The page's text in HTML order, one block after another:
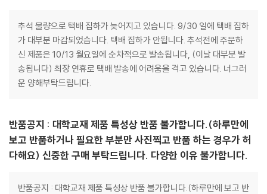
추석 물량으로 택배 집하가 늦어지고 있습니다. 9/30 일에 택배 집하
가 대부분 마감되었습니다. 택배 집하가 안됩니다. 추석전에 주문하
신 제품은 10/13 월요일에 순차적으로 발송됩니다, (이날 대부분 발
송됩니다) 최장 연휴로 택배 발송에 어려움을 격고 있습니다. 너그러
운 양해부탁드립니다.
반품공지 : 대학교재 제품 특성상 반품 불가합니다.(하루만에
보고 반품하거나 필요한 부분만 사진찍고 반품 하는 경우가 허
다해요) 신중한 구매 부탁드립니다. 다양한 이유 불가합니다.
반품공지 : 대학교재 제품 특성상 반품 불가합니다.(하루만에 보고 반